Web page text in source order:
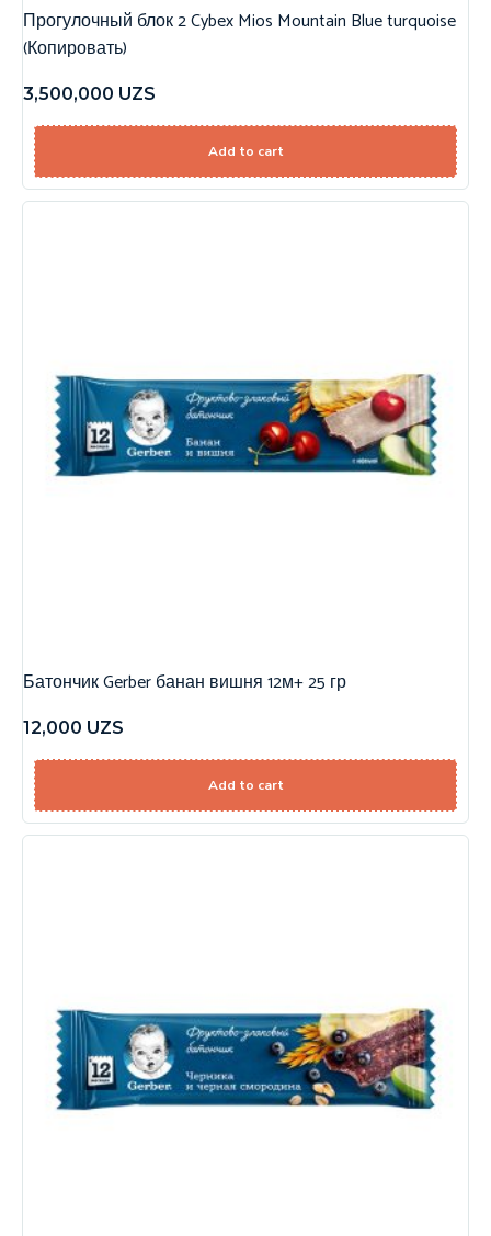
Прогулочный блок 2 Cybex Mios Mountain Blue turquoise
(Копировать)
3,500,000 UZS
Add to cart
Батончик Gerber банан вишня 12м+ 25 гр
12,000 UZS
Add to cart